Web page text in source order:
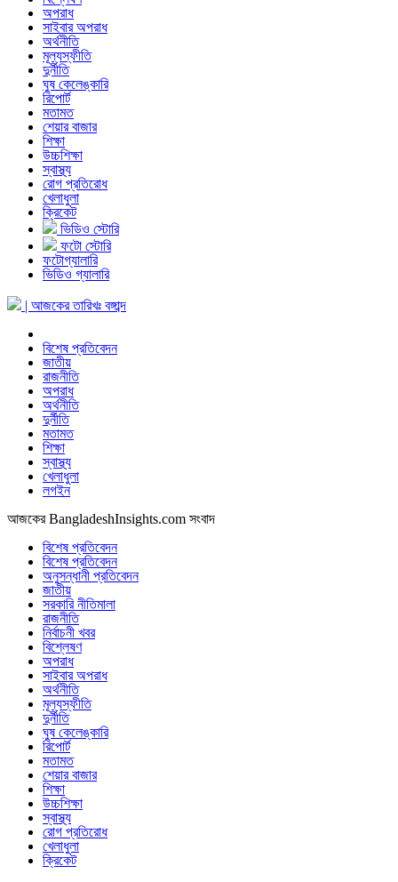
অপরাধ
সাইবার অপরাধ
অর্থনীতি
মূল্যস্ফীতি
দুর্নীতি
ঘুষ কেলেঙ্কারি
রিপোর্ট
মতামত
শেয়ার বাজার
শিক্ষা
উচ্চশিক্ষা
স্বাস্থ্য
রোগ প্রতিরোধ
খেলাধুলা
ক্রিকেট
ভিডিও স্টোরি
ফটো স্টোরি
ফটোগ্যালারি
ভিডিও গ্যালারি
| আজকের তারিখঃ বঙ্গাব্দ
বিশেষ প্রতিবেদন
জাতীয়
রাজনীতি
অপরাধ
অর্থনীতি
দুর্নীতি
মতামত
শিক্ষা
স্বাস্থ্য
খেলাধুলা
লগইন
আজকের BangladeshInsights.com সংবাদ
বিশেষ প্রতিবেদন
বিশেষ প্রতিবেদন
অনুসন্ধানী প্রতিবেদন
জাতীয়
সরকারি নীতিমালা
রাজনীতি
নির্বাচনী খবর
বিশ্লেষণ
অপরাধ
সাইবার অপরাধ
অর্থনীতি
মূল্যস্ফীতি
দুর্নীতি
ঘুষ কেলেঙ্কারি
রিপোর্ট
মতামত
শেয়ার বাজার
শিক্ষা
উচ্চশিক্ষা
স্বাস্থ্য
রোগ প্রতিরোধ
খেলাধুলা
ক্রিকেট